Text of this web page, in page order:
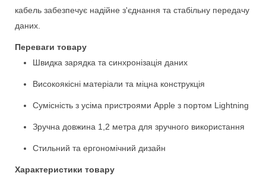
кабель забезпечує надійне з'єднання та стабільну передачу
даних.
Переваги товару
Швидка зарядка та синхронізація даних
Високоякісні матеріали та міцна конструкція
Сумісність з усіма пристроями Apple з портом Lightning
Зручна довжина 1,2 метра для зручного використання
Стильний та ергономічний дизайн
Характеристики товару